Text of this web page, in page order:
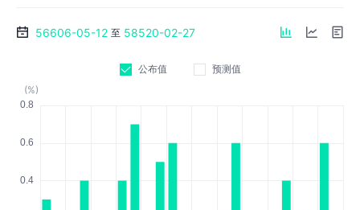
56606-05-12 至 58520-02-27
公布值
预测值
(%)